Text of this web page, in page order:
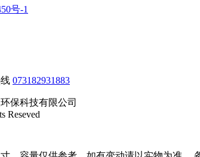
号-1
073182931883
保科技有限公司
Reseved